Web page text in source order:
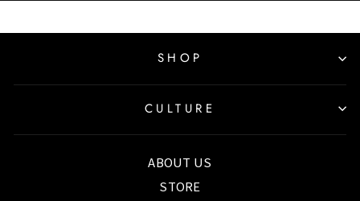
SHOP
CULTURE
ABOUT US
STORE